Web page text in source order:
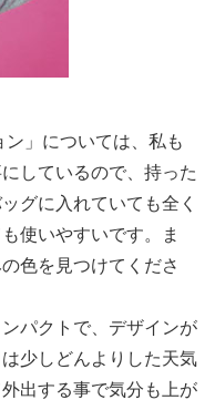
」については、私も
しているので、持った
グに入れていても全く
使いやすいです。ま
色を見つけてくださ
パクトで、デザインが
少しどんよりした天気
出する事で気分も上が